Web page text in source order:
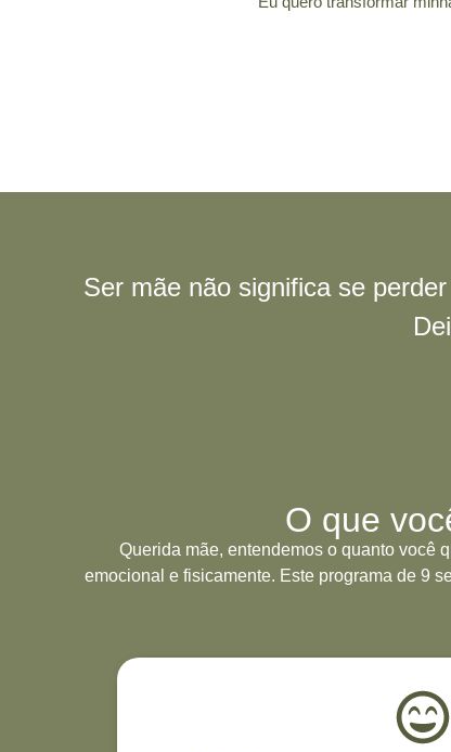
Ser mãe não significa se
O que
Querida mãe, entendemos o quanto você
emocional e fisicamente. Este programa de 9